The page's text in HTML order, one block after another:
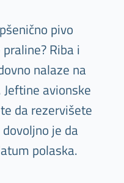
pivo
Riba i
nalaze na
avionske
da rezervišete
je da
polaska.